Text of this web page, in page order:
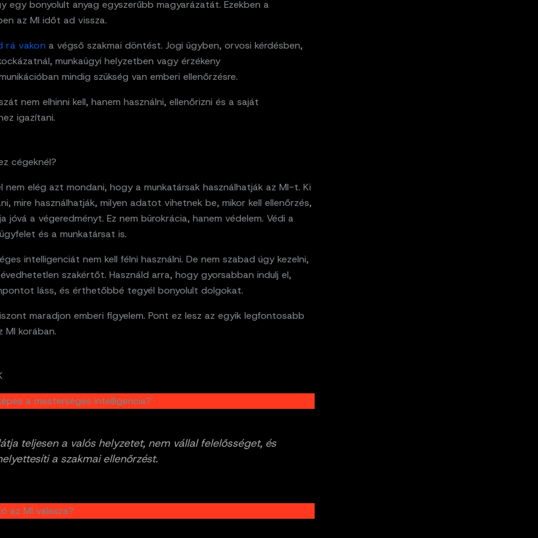
egy bonyolult anyag egyszerűbb magyarázatát. Ezekben a
az MI időt ad vissza.
rá vakona végső szakmai döntést. Jogi ügyben, orvosi kérdésben,
munkaügyi helyzetben vagy érzékeny
mindig szükség van emberi ellenőrzésre.
nem elhinni kell, hanem használni, ellenőrizni és a saját
igazítani.
cégeknél?
nem elég azt mondani, hogy a munkatársak használhatják az MI-t. Ki
mire használhatják, milyen adatot vihetnek be, mikor kell ellenőrzés,
jóvá a végeredményt. Ez nem bürokrácia, hanem védelem. Védi a
és a munkatársat is.
intelligenciát nem kell félni használni. De nem szabad úgy kezelni,
szakértőt. Használd arra, hogy gyorsabban indulj el,
láss, és érthetőbbé tegyél bonyolult dolgokat.
maradjon emberi figyelem. Pont ez lesz az egyik legfontosabb
MI korában.
a mesterséges intelligencia?
teljesen a valós helyzetet, nem vállal felelősséget, és
a szakmai ellenőrzést.
az MI válasza?